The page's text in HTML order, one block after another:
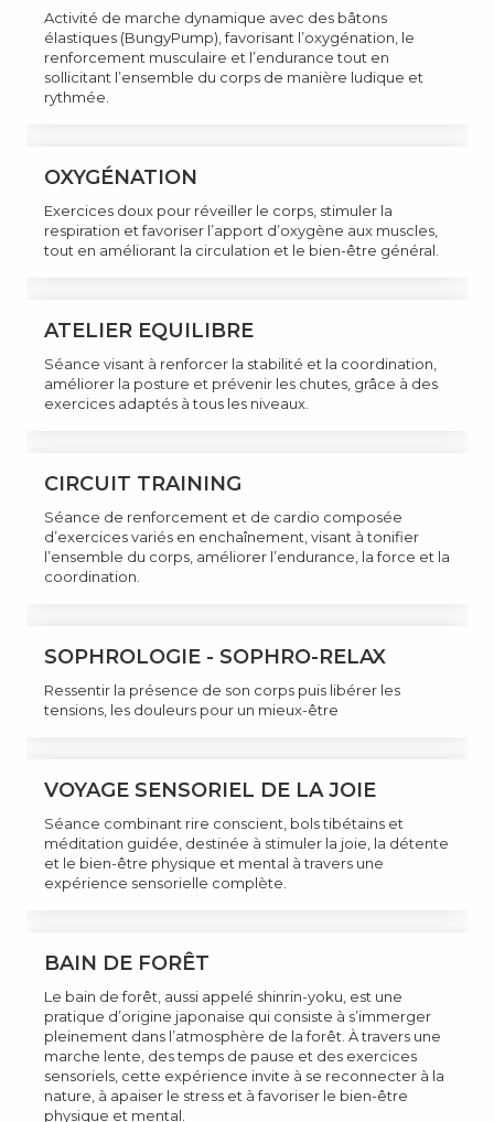
Activité de marche dynamique avec des bâtons
élastiques (BungyPump), favorisant l’oxygénation, le
renforcement musculaire et l’endurance tout en
sollicitant l’ensemble du corps de manière ludique et
rythmée.
OXYGÉNATION
Exercices doux pour réveiller le corps, stimuler la
respiration et favoriser l’apport d’oxygène aux muscles,
tout en améliorant la circulation et le bien-être général.
ATELIER EQUILIBRE
Séance visant à renforcer la stabilité et la coordination,
améliorer la posture et prévenir les chutes, grâce à des
exercices adaptés à tous les niveaux.
CIRCUIT TRAINING
Séance de renforcement et de cardio composée
d’exercices variés en enchaînement, visant à tonifier
l’ensemble du corps, améliorer l’endurance, la force et la
coordination.
SOPHROLOGIE - SOPHRO-RELAX
Ressentir la présence de son corps puis libérer les
tensions, les douleurs pour un mieux-être
VOYAGE SENSORIEL DE LA JOIE
Séance combinant rire conscient, bols tibétains et
méditation guidée, destinée à stimuler la joie, la détente
et le bien-être physique et mental à travers une
expérience sensorielle complète.
BAIN DE FORÊT
Le bain de forêt, aussi appelé shinrin-yoku, est une
pratique d’origine japonaise qui consiste à s’immerger
pleinement dans l’atmosphère de la forêt. À travers une
marche lente, des temps de pause et des exercices
sensoriels, cette expérience invite à se reconnecter à la
nature, à apaiser le stress et à favoriser le bien-être
physique et mental.